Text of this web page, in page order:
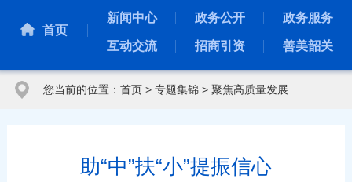
首页
新闻中心 政务公开 政务服务
互动交流 招商引资 善美韶关
您当前的位置： 首页> 专题集锦> 聚焦高质量发展
助“中”扶“小”提振信心